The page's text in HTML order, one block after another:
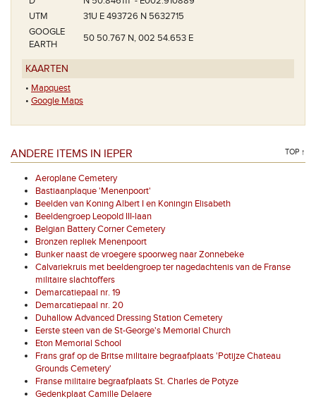
UTM
31U E 493726 N 5632715
GOOGLE
EARTH
50 50.767 N, 002 54.653 E
KAARTEN
• Mapquest
• Google Maps
ANDERE ITEMS IN IEPER TOP ↑
Aeroplane Cemetery
Bastiaanplaque 'Menenpoort'
Beelden van Koning Albert I en Koningin Elisabeth
Beeldengroep Leopold III-laan
Belgian Battery Corner Cemetery
Bronzen repliek Menenpoort
Bunker naast de vroegere spoorweg naar Zonnebeke
Calvariekruis met beeldengroep ter nagedachtenis van de Franse
militaire slachtoffers
Demarcatiepaal nr. 19
Demarcatiepaal nr. 20
Duhallow Advanced Dressing Station Cemetery
Eerste steen van de St-George's Memorial Church
Eton Memorial School
Frans graf op de Britse militaire begraafplaats 'Potijze Chateau
Grounds Cemetery'
Franse militaire begraafplaats St. Charles de Potyze
Gedenkplaat Camille Delaere